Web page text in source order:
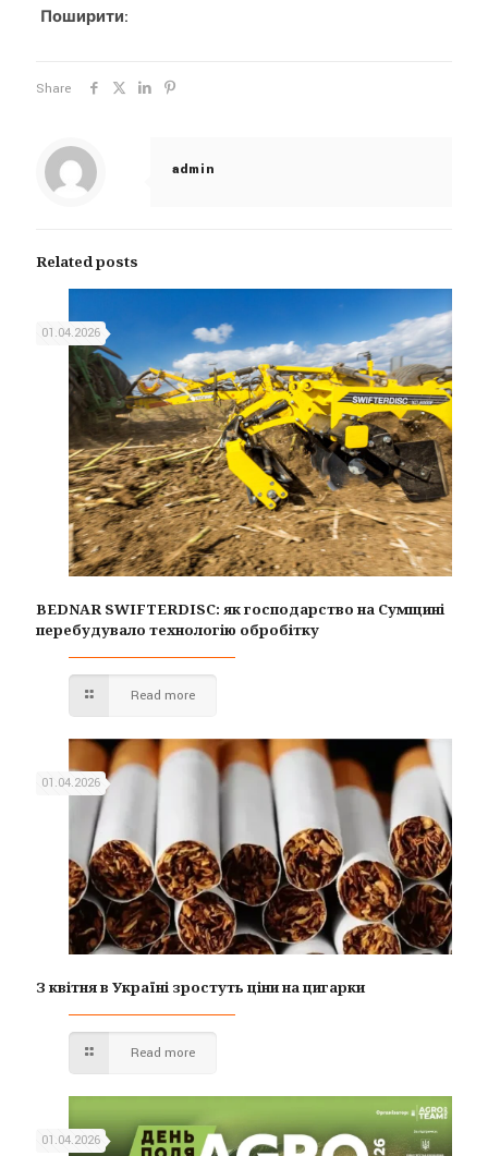
Поширити:
Share
admin
Related posts
01.04.2026
BEDNAR SWIFTERDISC: як господарство на Сумщині
перебудувало технологію обробітку
Read more
01.04.2026
З квітня в Україні зростуть ціни на цигарки
Read more
01.04.2026